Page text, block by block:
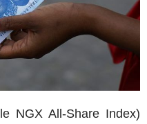
NGX All-Share Index)